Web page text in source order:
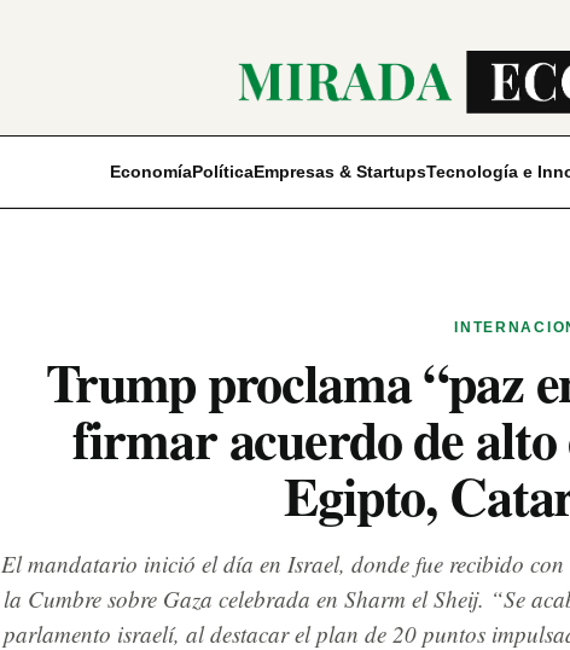
EconomíaPolíticaEmpresas & StartupsTecnología e
Trump proclama “paz
firmar acuerdo de alto
Egipto,
El mandatario inició el día en Israel, donde fue recibido
la Cumbre sobre Gaza celebrada en Sharm el Sheij. “Se
parlamento israelí, al destacar el plan de 20 puntos